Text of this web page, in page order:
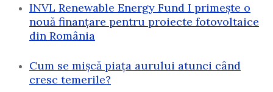
INVL Renewable Energy Fund I primește o
nouă finanțare pentru proiecte fotovoltaice
din România
Cum se mișcă piața aurului atunci când
cresc temerile?